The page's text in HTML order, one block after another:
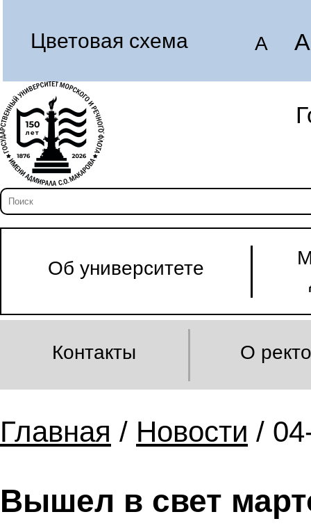
Цветовая схема A A
Об университете
Контакты О
Главная / Новости /
Вышел в свет